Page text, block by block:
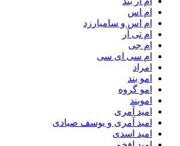
ام اس
ام اس و سامیارزد
ام تی آر
ام جی
ام سی ای سی
امراد
امو بند
امو گروه
اموبند
امید آمری
امید آمری و یوسف صیادی
امید اسدی